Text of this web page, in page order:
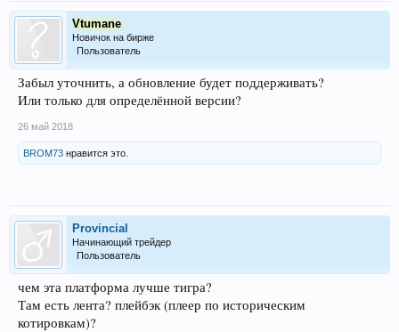
Vtumane
Новичок на бирже
Пользователь
Забыл уточнить, а обновление будет поддерживать?
Или только для определённой версии?
26 май 2018
BROM73 нравится это.
Provincial
Начинающий трейдер
Пользователь
чем эта платформа лучше тигра?
Там есть лента? плейбэк (плеер по историческим
котировкам)?